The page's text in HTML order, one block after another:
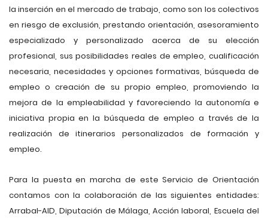
la inserción en el mercado de trabajo, como son los colectivos
en riesgo de exclusión, prestando orientación, asesoramiento
especializado y personalizado acerca de su elección
profesional, sus posibilidades reales de empleo, cualificación
necesaria, necesidades y opciones formativas, búsqueda de
empleo o creación de su propio empleo, promoviendo la
mejora de la empleabilidad y favoreciendo la autonomía e
iniciativa propia en la búsqueda de empleo a través de la
realización de itinerarios personalizados de formación y
empleo.
Para la puesta en marcha de este Servicio de Orientación
contamos con la colaboración de las siguientes entidades:
Arrabal-AID, Diputación de Málaga, Acción laboral, Escuela del